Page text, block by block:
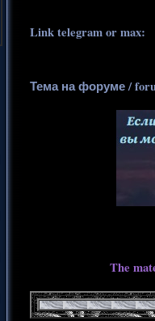
Link telegram or max:
Тема на форуме /
The